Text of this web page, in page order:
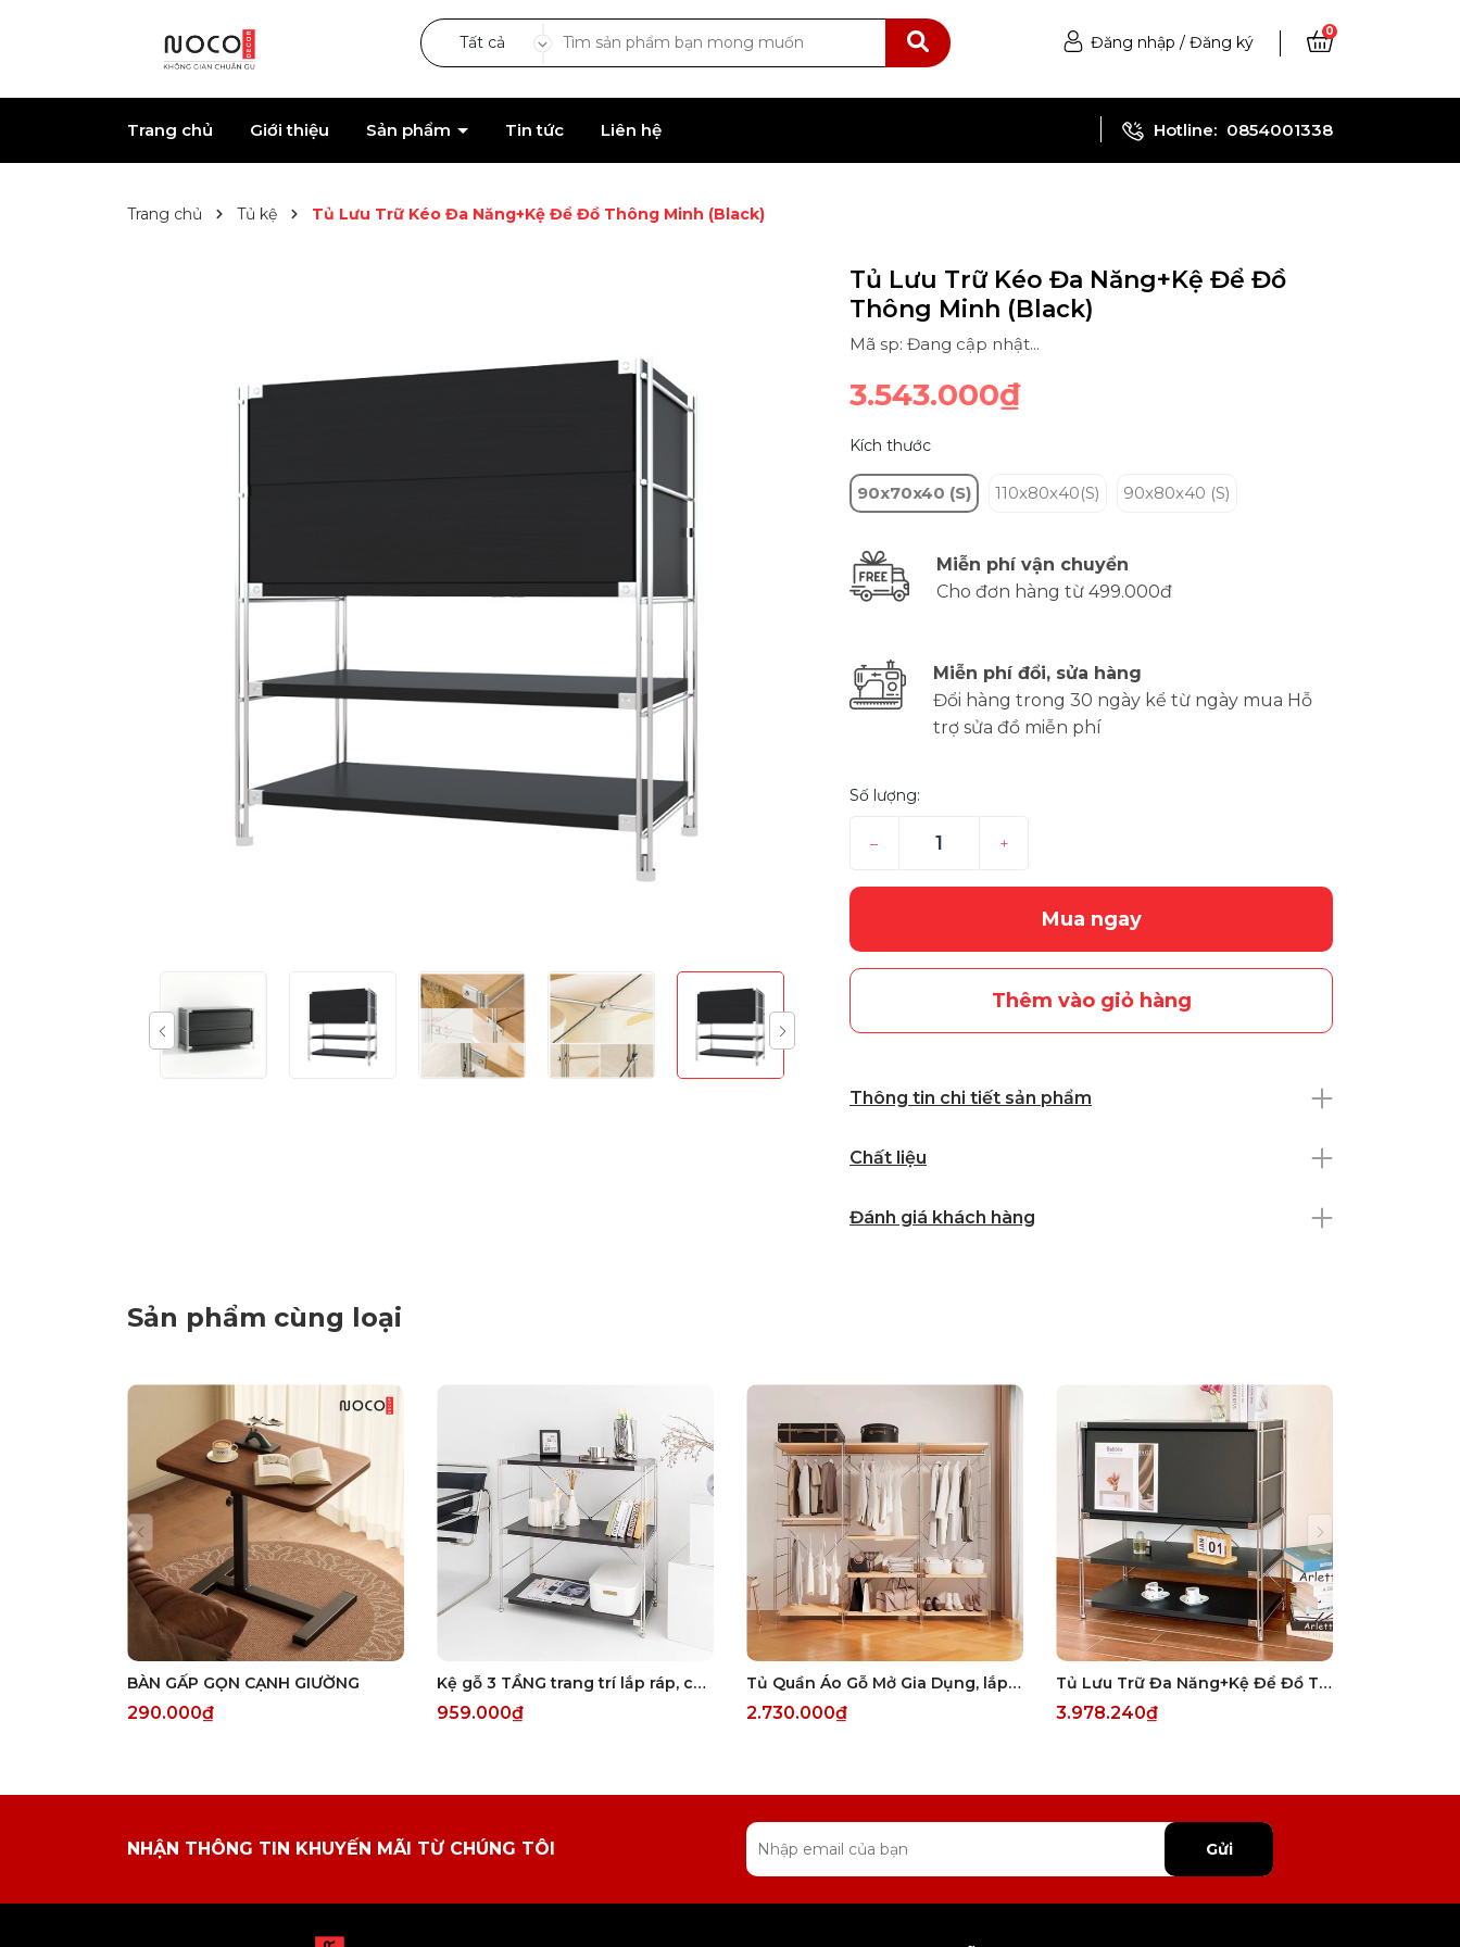
Tất cả Đăng nhập / Đăng ký
0
Trang chủ Giới thiệu Sản phẩm Tin tức Liên hệ Hotline: 0854001338
Trang chủ Tủ kệ Tủ Lưu Trữ Kéo Đa Năng+Kệ Để Đồ Thông Minh (Black)
Tủ Lưu Trữ Kéo Đa Năng+Kệ Để Đồ
Thông Minh (Black)
Mã sp: Đang cập nhật...
3.543.000₫
Kích thước
90x70x40 (S) 110x80x40(S) 90x80x40 (S)
Miễn phí vận chuyển
Cho đơn hàng từ 499.000đ
Miễn phí đổi, sửa hàng
Đổi hàng trong 30 ngày kể từ ngày mua Hỗ
trợ sửa đồ miễn phí
Số lượng:
– +
Mua ngay
Thêm vào giỏ hàng
Thông tin chi tiết sản phẩm
Chất liệu
Đánh giá khách hàng
Sản phẩm cùng loại
BÀN GẤP GỌN CẠNH GIƯỜNG
290.000₫
Kệ gỗ 3 TẦNG trang trí lắp ráp, cao cấp
959.000₫
Tủ Quần Áo Gỗ Mở Gia Dụng, lắp ráp
2.730.000₫
Tủ Lưu Trữ Đa Năng+Kệ Để Đồ Thông Minh Phong Cách Nhật-Tủ Trưng Bày Tạp Chí màu đen
3.978.240₫
NHẬN THÔNG TIN KHUYẾN MÃI TỪ CHÚNG TÔI Gửi